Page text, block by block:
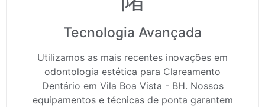
Tecnologia Avançada
Utilizamos as mais recentes inovações em
odontologia estética para Clareamento
Dentário em Vila Boa Vista - BH. Nossos
equipamentos e técnicas de ponta garantem